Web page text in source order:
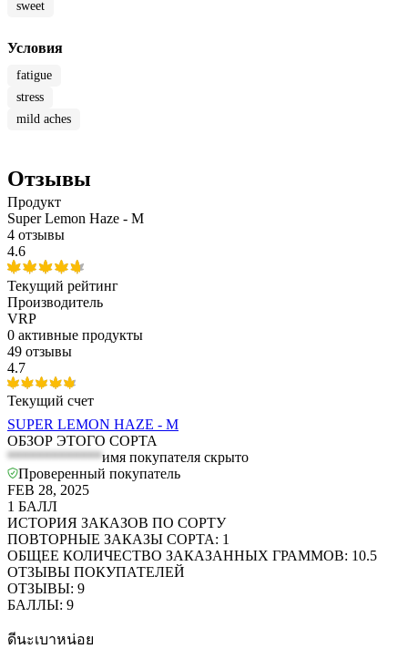
sweet
Условия
fatigue
stress
mild aches
Отзывы
Продукт
Super Lemon Haze - M
4 отзывы
4.6
Текущий рейтинг
Производитель
VRP
0 активные продукты
49 отзывы
4.7
Текущий счет
SUPER LEMON HAZE - M
ОБЗОР ЭТОГО СОРТА
*************имя покупателя скрыто
Проверенный покупатель
FEB 28, 2025
1 БАЛЛ
ИСТОРИЯ ЗАКАЗОВ ПО СОРТУ
ПОВТОРНЫЕ ЗАКАЗЫ СОРТА: 1
ОБЩЕЕ КОЛИЧЕСТВО ЗАКАЗАННЫХ ГРАММОВ: 10.5
ОТЗЫВЫ ПОКУПАТЕЛЕЙ
ОТЗЫВЫ: 9
БАЛЛЫ: 9
ดีนะเบาหน่อย